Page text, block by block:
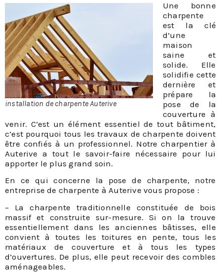
installation de charpente Auterive
Une bonne
charpente
est la clé
d’une
maison
saine et
solide. Elle
solidifie cette
dernière et
prépare la
pose de la
couverture à
venir. C’est un élément essentiel de tout bâtiment,
c’est pourquoi tous les travaux de charpente doivent
être confiés à un professionnel. Notre charpentier à
Auterive a tout le savoir-faire nécessaire pour lui
apporter le plus grand soin.
En ce qui concerne la pose de charpente, notre
entreprise de charpente à Auterive vous propose :
– La charpente traditionnelle constituée de bois
massif et construite sur-mesure. Si on la trouve
essentiellement dans les anciennes bâtisses, elle
convient à toutes les toitures en pente, tous les
matériaux de couverture et à tous les types
d’ouvertures. De plus, elle peut recevoir des combles
aménageables.